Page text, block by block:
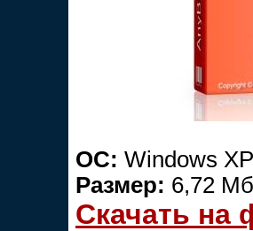
ОС: Windows
Размер: 6,72 Мб
Скачать на